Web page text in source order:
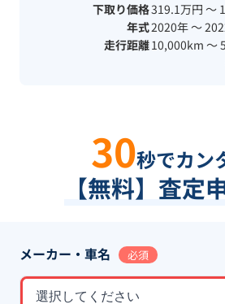
下取り価格319.1万円 〜
年式2020年 〜
走行距離10,000km 〜
30秒でカン
【無料】査定
メーカー・車名 必須
選択してください